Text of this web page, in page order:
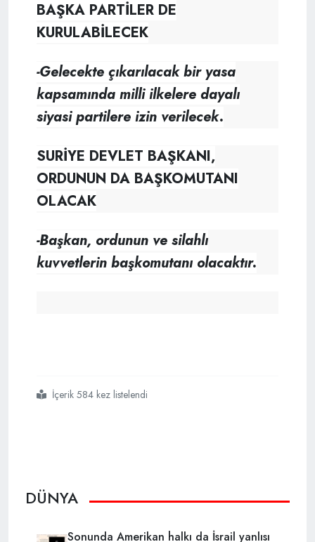
BAŞKA PARTİLER DE
KURULABİLECEK
-Gelecekte çıkarılacak bir yasa
kapsamında milli ilkelere dayalı
siyasi partilere izin verilecek.
SURİYE DEVLET BAŞKANI,
ORDUNUN DA BAŞKOMUTANI
OLACAK
-Başkan, ordunun ve silahlı
kuvvetlerin başkomutanı olacaktır.
#suriye
#anayasa
#müslüman devlet başkanı
İçerik 584 kez listelendi
DÜNYA
Sonunda Amerikan halkı da İsrail yanlısı